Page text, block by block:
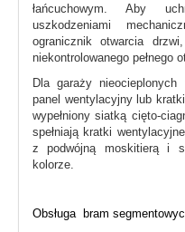
łańcuchowym. Aby
uszkodzeniami
ogranicznik otwarcia
niekontrolowanego pełnego
Dla garaży nieocieplonych
panel wentylacyjny lub
wypełniony siatką cięto-
spełniają kratki
z podwójną moskitierą i
kolorze.
Obsługa bram